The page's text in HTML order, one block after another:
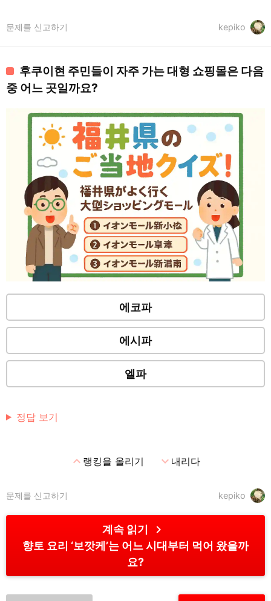
kepiko
문제를 신고하기
후쿠이현 주민들이 자주 가는 대형 쇼핑몰은 다음
중 어느 곳일까요?
에코파
에시파
엘파
정답 보기
expand_less랭킹을 올리기 expand_more내리다
kepiko
문제를 신고하기
계속 읽기 chevron_right
향토 요리 ‘보깟케’는 어느 시대부터 먹어 왔을까
요?